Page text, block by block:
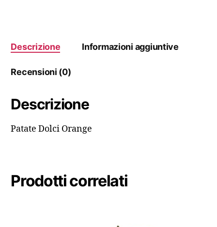
Descrizione Informazioni aggiuntive
Recensioni (0)
Descrizione
Patate Dolci Orange
Prodotti correlati